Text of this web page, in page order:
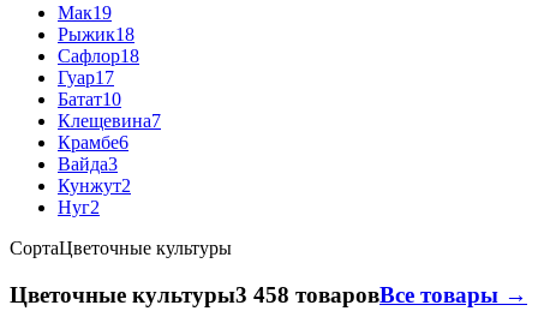
Мак19
Рыжик18
Сафлор18
Гуар17
Батат10
Клещевина7
Крамбе6
Вайда3
Кунжут2
Нуг2
СортаЦветочные культуры
Цветочные культуры3 458 товаровВсе товары →